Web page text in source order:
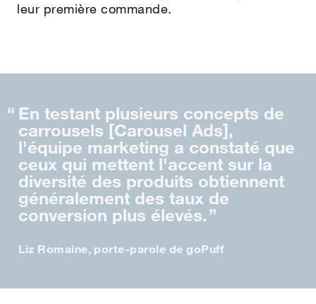
leur première commande.
En testant plusieurs concepts de
carrousels [Carousel Ads],
l'équipe marketing a constaté que
ceux qui mettent l'accent sur la
diversité des produits obtiennent
généralement des taux de
conversion plus élevés.
Liz Romaine, porte‑parole de goPuff